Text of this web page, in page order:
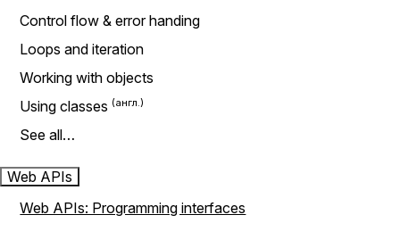
Control flow & error handing
Loops and iteration
Working with objects
Using classes
See all…
Web APIs
Web APIs: Programming interfaces